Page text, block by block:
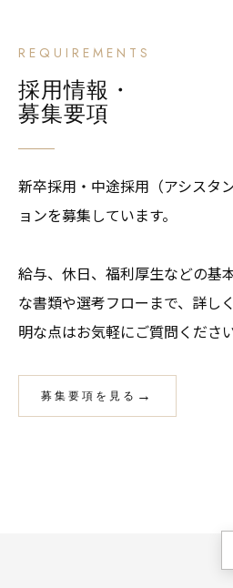
REQUIREMENTS
採用情報・
募集要項
新卒採用・中途採用（アシスタ
ョンを募集しています。
給与、休日、福利厚生などの基
な書類や選考フローまで、詳し
明な点はお気軽にご質問ください
募集要項を見る